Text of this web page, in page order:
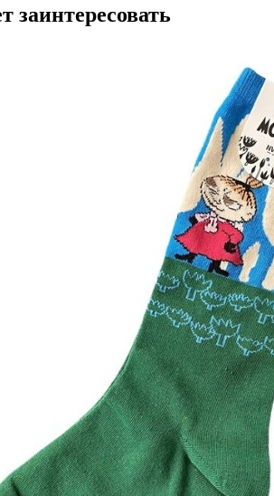
заинтересовать